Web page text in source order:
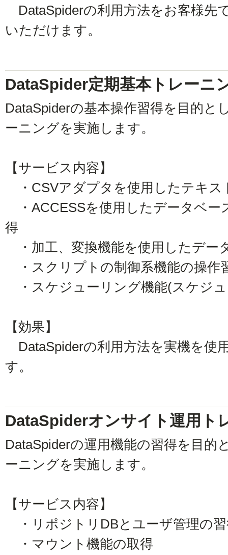
DataSpiderの利用方法をお客様先
いただけます。
DataSpider定期基本トレーニ
DataSpiderの基本操作習得を目的と
ーニングを実施します。
【サービス内容】
・CSVアダプタを使用したテキス
・ACCESSを使用したデータベー
得
・加工、変換機能を使用したデー
・スクリプトの制御系機能の操作
・スケジューリング機能(スケジ
【効果】
DataSpiderの利用方法を実機を使
す。
DataSpiderオンサイト運用ト
DataSpiderの運用機能の習得を目的
ーニングを実施します。
【サービス内容】
・リポジトリDBとユーザ管理の
・マウント機能の取得